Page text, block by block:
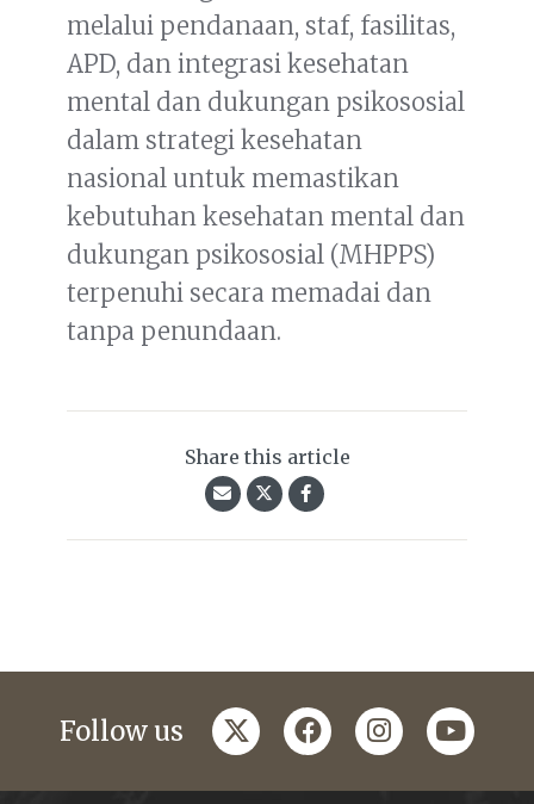
melalui pendanaan, staf, fasilitas,
APD, dan integrasi kesehatan
mental dan dukungan psikososial
dalam strategi kesehatan
nasional untuk memastikan
kebutuhan kesehatan mental dan
dukungan psikososial (MHPPS)
terpenuhi secara memadai dan
tanpa penundaan.
Share this article
Follow us twitterfacebookinstagramyoutube